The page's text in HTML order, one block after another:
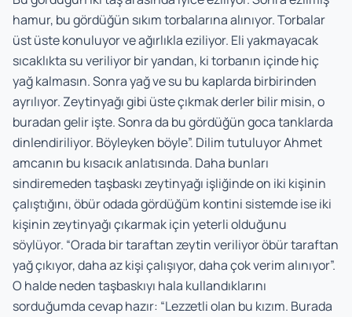
hamur, bu gördüğün sıkım torbalarına alınıyor. Torbalar
üst üste konuluyor ve ağırlıkla eziliyor. Eli yakmayacak
sıcaklıkta su veriliyor bir yandan, ki torbanın içinde hiç
yağ kalmasın. Sonra yağ ve su bu kaplarda birbirinden
ayrılıyor. Zeytinyağı gibi üste çıkmak derler bilir misin, o
buradan gelir işte. Sonra da bu gördüğün goca tanklarda
dinlendiriliyor. Böyleyken böyle”. Dilim tutuluyor Ahmet
amcanın bu kısacık anlatısında. Daha bunları
sindiremeden taşbaskı zeytinyağı işliğinde on iki kişinin
çalıştığını, öbür odada gördüğüm kontini sistemde ise iki
kişinin zeytinyağı çıkarmak için yeterli olduğunu
söylüyor. “Orada bir taraftan zeytin veriliyor öbür taraftan
yağ çıkıyor, daha az kişi çalışıyor, daha çok verim alınıyor”.
O halde neden taşbaskıyı hala kullandıklarını
sorduğumda cevap hazır: “Lezzetli olan bu kızım. Burada